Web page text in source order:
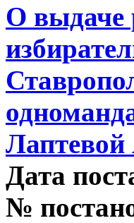
О выдаче
Лаптевой
Дата
№